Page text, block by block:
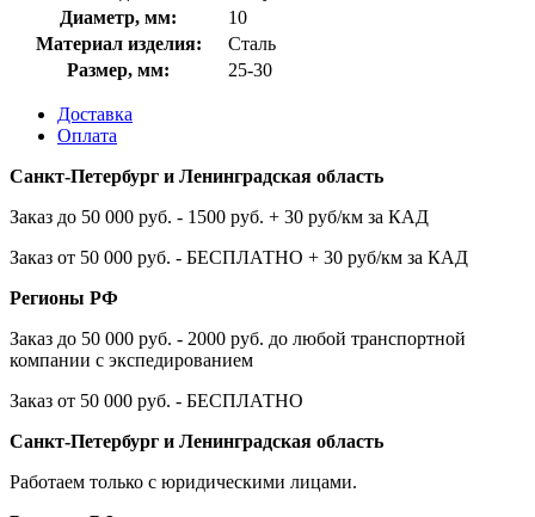
Диаметр, мм:
10
Материал изделия:
Сталь
Размер, мм:
25-30
Доставка
Оплата
Санкт-Петербург и Ленинградская область
Заказ до 50 000 руб. - 1500 руб. + 30 руб/км за КАД
Заказ от 50 000 руб. - БЕСПЛАТНО + 30 руб/км за КАД
Регионы РФ
Заказ до 50 000 руб. - 2000 руб. до любой транспортной
компании с экспедированием
Заказ от 50 000 руб. - БЕСПЛАТНО
Санкт-Петербург и Ленинградская область
Работаем только с юридическими лицами.